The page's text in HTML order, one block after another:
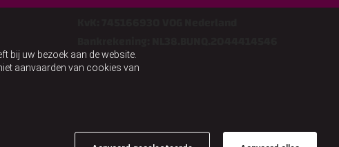
bij uw bezoek aan de website.
aanvaarden van cookies van